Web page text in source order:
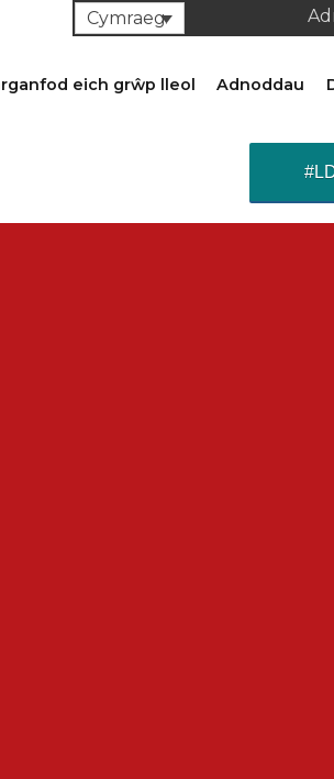
Cymraeg
eich grŵp lleol Adnoddau